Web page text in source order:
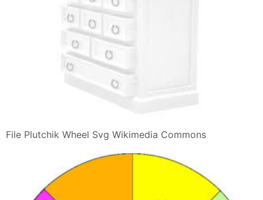
File Plutchik Wheel Svg Wikimedia Commons